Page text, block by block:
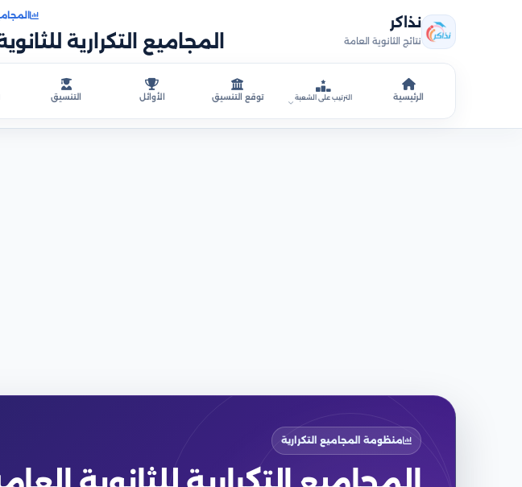
نذاكر
نتائج الثانوية العامة المجاميع التكرارية للثانوية العامة 2025
الرئيسية الترتيب على الشعبة توقع التنسيق الأوائل التنسيق
منظومة المجاميع التكرارية